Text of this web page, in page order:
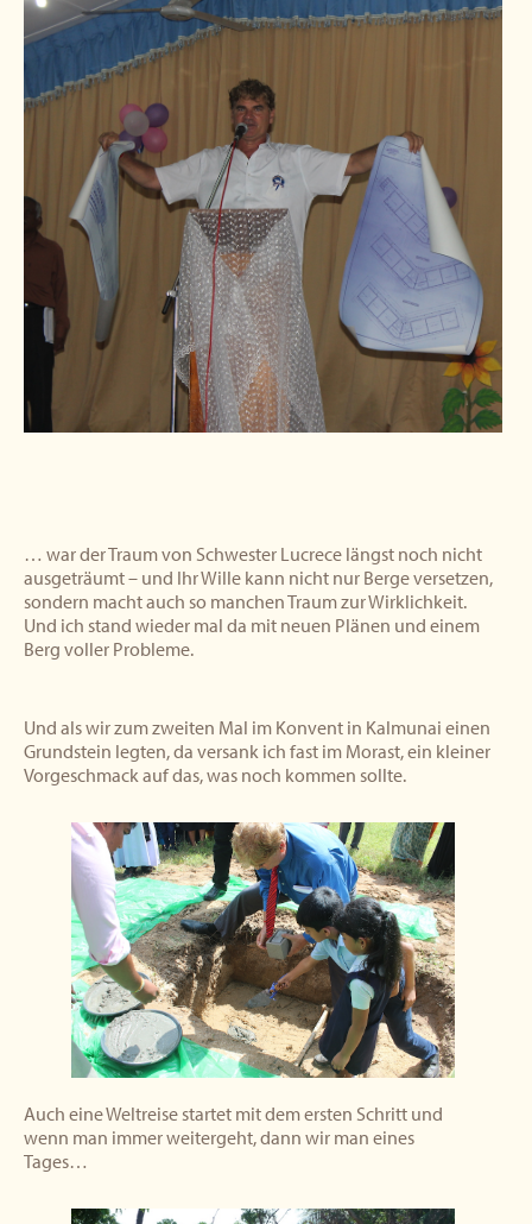
… war der Traum von Schwester Lucrece längst noch nicht
ausgeträumt – und Ihr Wille kann nicht nur Berge versetzen,
sondern macht auch so manchen Traum zur Wirklichkeit.
Und ich stand wieder mal da mit neuen Plänen und einem
Berg voller Probleme.
Und als wir zum zweiten Mal im Konvent in Kalmunai einen
Grundstein legten, da versank ich fast im Morast, ein kleiner
Vorgeschmack auf das, was noch kommen sollte.
Auch eine Weltreise startet mit dem ersten Schritt und
wenn man immer weitergeht, dann wir man eines
Tages…